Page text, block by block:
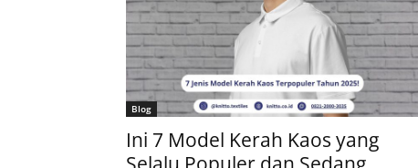
Blog
Ini 7 Model Kerah Kaos yang